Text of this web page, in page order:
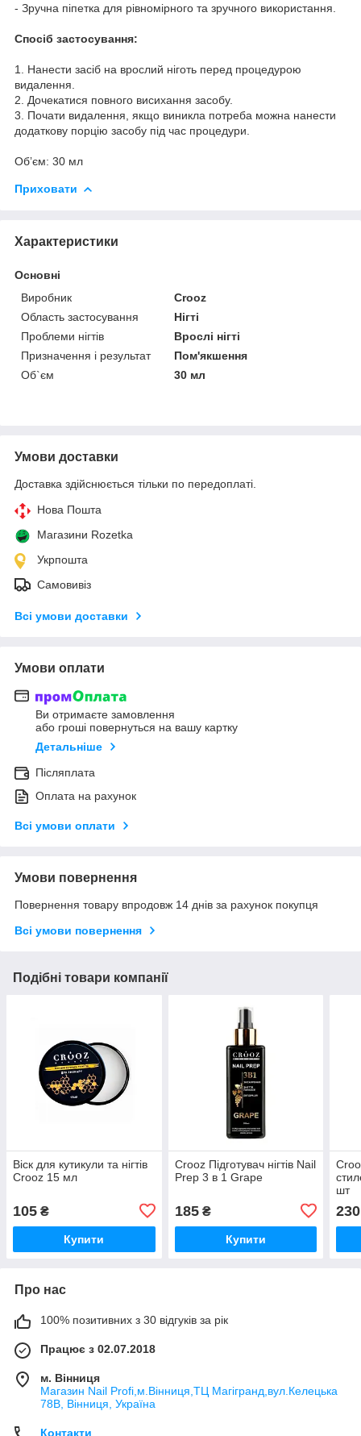
- Зручна піпетка для рівномірного та зручного використання.
Спосіб застосування:
1. Нанести засіб на врослий ніготь перед процедурою
видалення.
2. Дочекатися повного висихання засобу.
3. Почати видалення, якщо виникла потреба можна нанести
додаткову порцію засобу під час процедури.
Обʼєм: 30 мл
Приховати
Характеристики
Основні
Виробник
Crooz
Область застосування
Нігті
Проблеми нігтів
Врослі нігті
Призначення і результат
Пом'якшення
Об`єм
30 мл
Умови доставки
Доставка здійснюється тільки по передоплаті.
Нова Пошта
Магазини Rozetka
Укрпошта
Самовивіз
Всі умови доставки
Умови оплати
Ви отримаєте замовлення
або гроші повернуться на вашу картку
Детальніше
Післяплата
Оплата на рахунок
Всі умови оплати
Умови повернення
Повернення товару впродовж 14 днів за рахунок покупця
Всі умови повернення
Подібні товари компанії
Віск для кутикули та нігтів
Crooz 15 мл
105 ₴
Купити
Crooz Підготувач нігтів Nail
Prep 3 в 1 Grape
185₴
Купити
шт
230
Про нас
100% позитивних з 30 відгуків за рік
Працює з 02.07.2018
м. Вінниця
Магазин Nail Profi,м.Вінниця,ТЦ Магігранд,вул.Келецька
78В, Вінниця, Україна
Контакти